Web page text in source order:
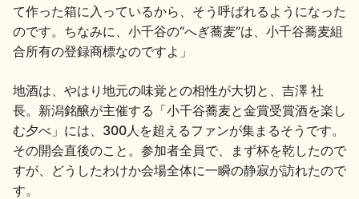
て作った箱に入っているから、そう呼ばれるようになった
のです。ちなみに、小千谷の“へぎ蕎麦”は、小千谷蕎麦組
合所有の登録商標なのですよ」
地酒は、やはり地元の味覚との相性が大切と、吉澤 社
長。新潟銘醸が主催する「小千谷蕎麦と金賞受賞酒を楽し
む夕べ」には、300人を超えるファンが集まるそうです。
その開会直後のこと。参加者全員で、まず杯を乾したので
すが、どうしたわけか会場全体に一瞬の静寂が訪れたので
す。